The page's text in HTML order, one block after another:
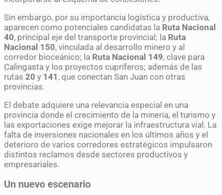
Sin embargo, por su importancia logística y productiva,
aparecen como potenciales candidatas la Ruta Nacional
40, principal eje del transporte provincial; la Ruta
Nacional 150, vinculada al desarrollo minero y al
corredor bioceánico; la Ruta Nacional 149, clave para
Calingasta y los proyectos cupríferos; además de las
rutas 20 y 141 , que conectan San Juan con otras
provincias.
El debate adquiere una relevancia especial en una
provincia donde el crecimiento de la minería, el turismo y
las exportaciones exige mejorar la infraestructura vial. La
falta de inversiones nacionales en los últimos años y el
deterioro de varios corredores estratégicos impulsaron
distintos reclamos desde sectores productivos y
empresariales.
Un nuevo escenario